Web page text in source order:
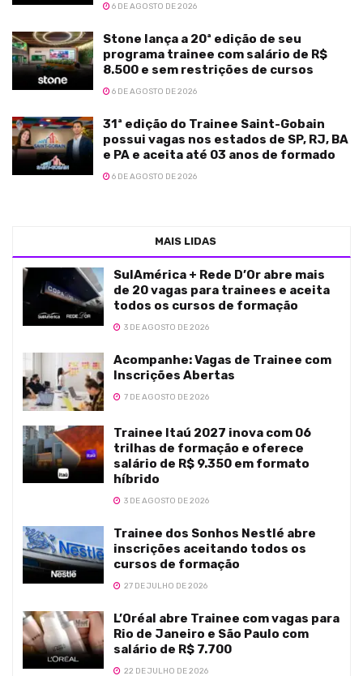
6 DE AGOSTO DE 2026
Stone lança a 20ª edição de seu
programa trainee com salário de R$
8.500 e sem restrições de cursos
6 DE AGOSTO DE 2026
31ª edição do Trainee Saint-Gobain
possui vagas nos estados de SP, RJ, BA
e PA e aceita até 03 anos de formado
6 DE AGOSTO DE 2026
MAIS LIDAS
SulAmérica + Rede D’Or abre mais
de 20 vagas para trainees e aceita
todos os cursos de formação
3 DE AGOSTO DE 2026
Acompanhe: Vagas de Trainee com
Inscrições Abertas
7 DE AGOSTO DE 2026
Trainee Itaú 2027 inova com 06
trilhas de formação e oferece
salário de R$ 9.350 em formato
híbrido
3 DE AGOSTO DE 2026
Trainee dos Sonhos Nestlé abre
inscrições aceitando todos os
cursos de formação
27 DE JULHO DE 2026
L’Oréal abre Trainee com vagas para
Rio de Janeiro e São Paulo com
salário de R$ 7.700
22 DE JULHO DE 2026